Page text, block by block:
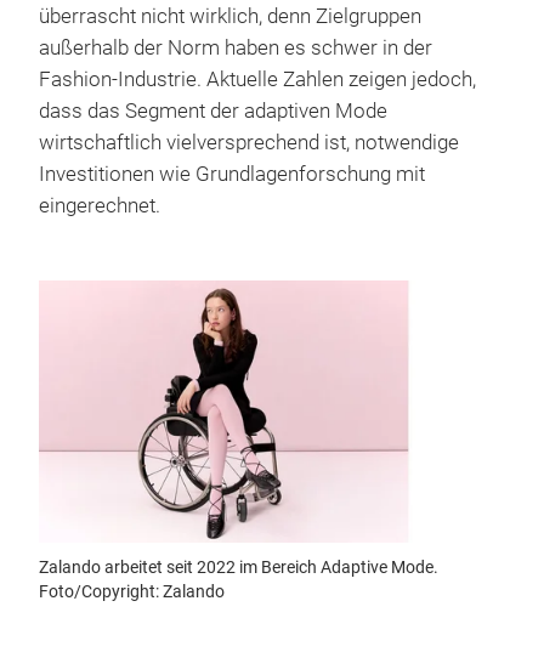
überrascht nicht wirklich, denn Zielgruppen
außerhalb der Norm haben es schwer in der
Fashion-Industrie. Aktuelle Zahlen zeigen jedoch,
dass das Segment der adaptiven Mode
wirtschaftlich vielversprechend ist, notwendige
Investitionen wie Grundlagenforschung mit
eingerechnet.
Zalando arbeitet seit 2022 im Bereich Adaptive Mode.
Foto/Copyright: Zalando